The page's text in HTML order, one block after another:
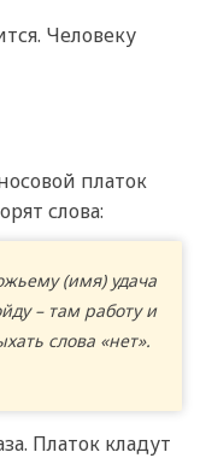
Человеку
платок
слова:
(имя) удача
– там работу и
слова «нет».
Платок кладут